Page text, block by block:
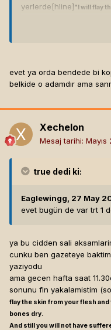
yerlerde[hline]"I will flay
And still you will not have
evet ya orda bendede bi
belkide o adamdır ama
Xechelon
Mesaj tarihi: Mayıs
true dedi ki:
Eaglewingg, 27 May
evet bugün de var trt 1
ya bu cidden sali
cunku ben gazeteye
yaziyodu
ama gecen hafta saat
sonunu fln yakalamistim
flay the skin from your flesh
bones dry.
And still you will not have